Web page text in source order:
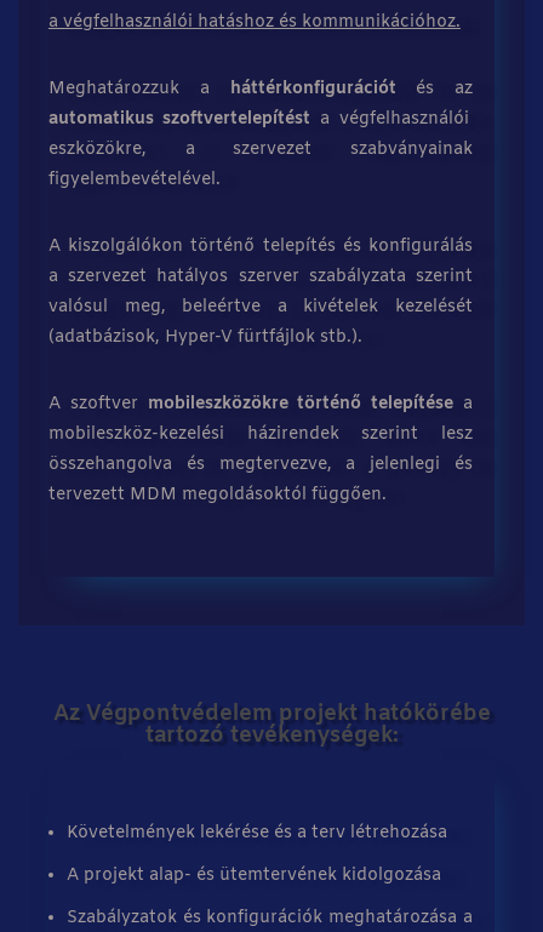
a végfelhasználói hatáshoz és kommunikációhoz.
Meghatározzuk a háttérkonfigurációt és az
automatikus szoftvertelepítést a végfelhasználói
eszközökre, a szervezet szabványainak
figyelembevételével.
A kiszolgálókon történő telepítés és konfigurálás
a szervezet hatályos szerver szabályzata szerint
valósul meg, beleértve a kivételek kezelését
(adatbázisok, Hyper-V fürtfájlok stb.).
A szoftver mobileszközökre történő telepítése a
mobileszköz-kezelési házirendek szerint lesz
összehangolva és megtervezve, a jelenlegi és
tervezett MDM megoldásoktól függően.
Az Végpontvédelem projekt hatókörébe
tartozó tevékenységek:
Követelmények lekérése és a terv létrehozása
A projekt alap- és ütemtervének kidolgozása
Szabályzatok és konfigurációk meghatározása a